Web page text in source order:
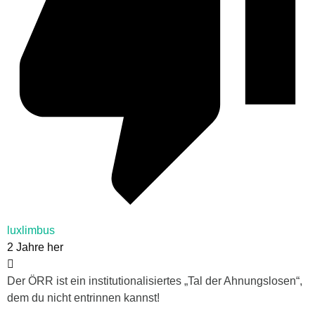
luxlimbus
2 Jahre her
Der ÖRR ist ein institutionalisiertes „Tal der Ahnungslosen“,
dem du nicht entrinnen kannst!